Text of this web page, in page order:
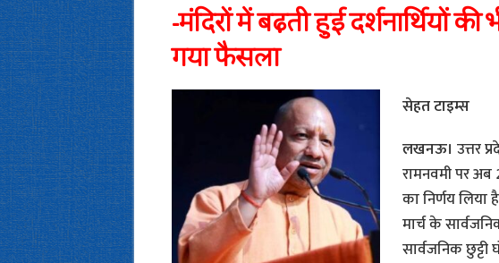
-मंंदिरों में बढ़ती हुई दर्शनार्थियों
गया फैसला
सेहत टाइम्स
लखनऊ। उत्तर
रामनवमी पर
का निर्णय
मार्च के
सार्वजनिक छुट्टी